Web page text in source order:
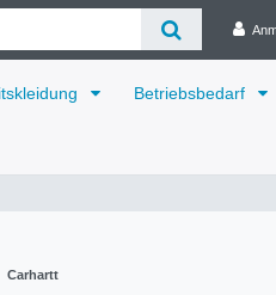
Betriebsbedarf
Carhartt